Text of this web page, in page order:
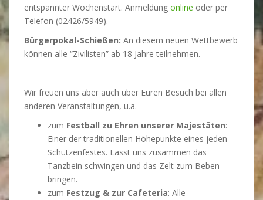
entspannter Wochenstart. Anmeldung online oder per
Telefon (02426/5949).
Bürgerpokal-Schießen: An diesem neuen Wettbewerb
können alle “Zivilisten” ab 18 Jahre teilnehmen.
Wir freuen uns aber auch über Euren Besuch bei allen
anderen Veranstaltungen, u.a.
zum Festball zu Ehren unserer Majestäten:
Einer der traditionellen Höhepunkte eines jeden
Schützenfestes. Lasst uns zusammen das
Tanzbein schwingen und das Zelt zum Beben
bringen.
zum Festzug & zur Cafeteria: Alle